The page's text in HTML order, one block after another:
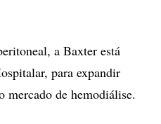
a Baxter está
para expandir
mercado de hemodiálise.